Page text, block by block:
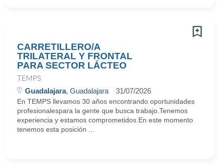
CARRETILLERO/A
TRILATERAL Y FRONTAL
PARA SECTOR LÁCTEO
TEMPS
Guadalajara, Guadalajara 31/07/2026
En TEMPS llevamos 30 años encontrando oportunidades
profesionalespara la gente que busca trabajo.Tenemos
experiencia y estamos comprometidos.En este momento
tenemos esta posición ...